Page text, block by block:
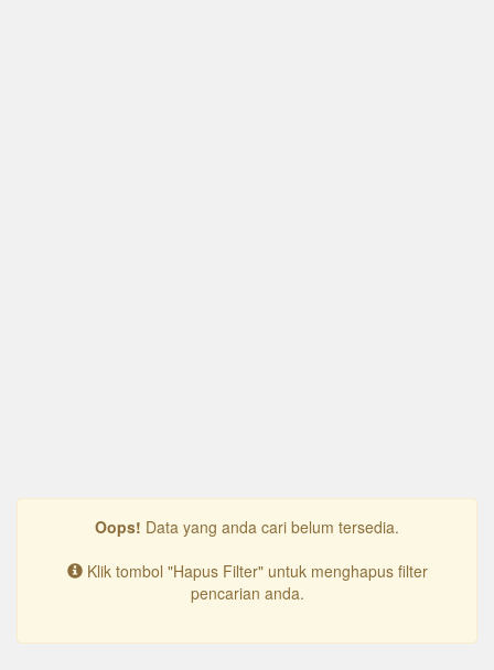
Oops! Data yang anda cari belum tersedia.
Klik tombol "Hapus Filter" untuk menghapus filter
pencarian anda.